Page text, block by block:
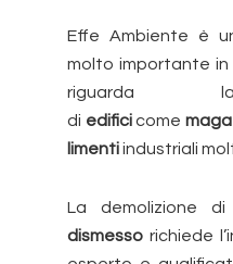
Effe Ambiente è
molto importante
riguarda
di edificicome
limentiindustriali
La demolizione
dismesso richiede